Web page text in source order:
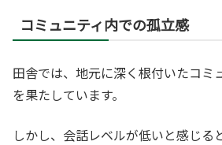
コミュニティ内での孤立感
田舎では、地元に深く根付いたコミ
を果たしています。
しかし、会話レベルが低いと感じる